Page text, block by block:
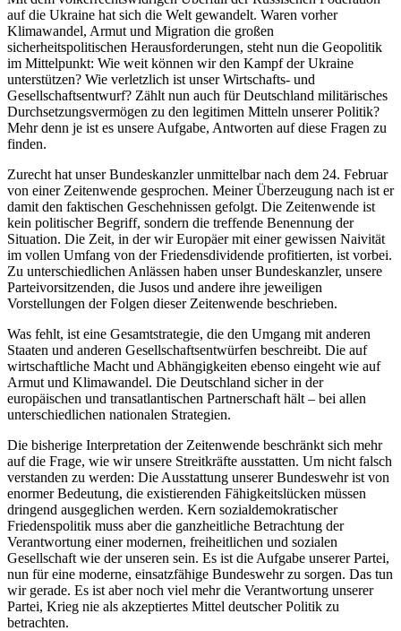
auf die Ukraine hat sich die Welt gewandelt. Waren vorher
Klimawandel, Armut und Migration die großen
sicherheitspolitischen Herausforderungen, steht nun die Geopolitik
im Mittelpunkt: Wie weit können wir den Kampf der Ukraine
unterstützen? Wie verletzlich ist unser Wirtschafts- und
Gesellschaftsentwurf? Zählt nun auch für Deutschland militärisches
Durchsetzungsvermögen zu den legitimen Mitteln unserer Politik?
Mehr denn je ist es unsere Aufgabe, Antworten auf diese Fragen zu
finden.
Zurecht hat unser Bundeskanzler unmittelbar nach dem 24. Februar
von einer Zeitenwende gesprochen. Meiner Überzeugung nach ist er
damit den faktischen Geschehnissen gefolgt. Die Zeitenwende ist
kein politischer Begriff, sondern die treffende Benennung der
Situation. Die Zeit, in der wir Europäer mit einer gewissen Naivität
im vollen Umfang von der Friedensdividende profitierten, ist vorbei.
Zu unterschiedlichen Anlässen haben unser Bundeskanzler, unsere
Parteivorsitzenden, die Jusos und andere ihre jeweiligen
Vorstellungen der Folgen dieser Zeitenwende beschrieben.
Was fehlt, ist eine Gesamtstrategie, die den Umgang mit anderen
Staaten und anderen Gesellschaftsentwürfen beschreibt. Die auf
wirtschaftliche Macht und Abhängigkeiten ebenso eingeht wie auf
Armut und Klimawandel. Die Deutschland sicher in der
europäischen und transatlantischen Partnerschaft hält – bei allen
unterschiedlichen nationalen Strategien.
Die bisherige Interpretation der Zeitenwende beschränkt sich mehr
auf die Frage, wie wir unsere Streitkräfte ausstatten. Um nicht falsch
verstanden zu werden: Die Ausstattung unserer Bundeswehr ist von
enormer Bedeutung, die existierenden Fähigkeitslücken müssen
dringend ausgeglichen werden. Kern sozialdemokratischer
Friedenspolitik muss aber die ganzheitliche Betrachtung der
Verantwortung einer modernen, freiheitlichen und sozialen
Gesellschaft wie der unseren sein. Es ist die Aufgabe unserer Partei,
nun für eine moderne, einsatzfähige Bundeswehr zu sorgen. Das tun
wir gerade. Es ist aber noch viel mehr die Verantwortung unserer
Partei, Krieg nie als akzeptiertes Mittel deutscher Politik zu
betrachten.